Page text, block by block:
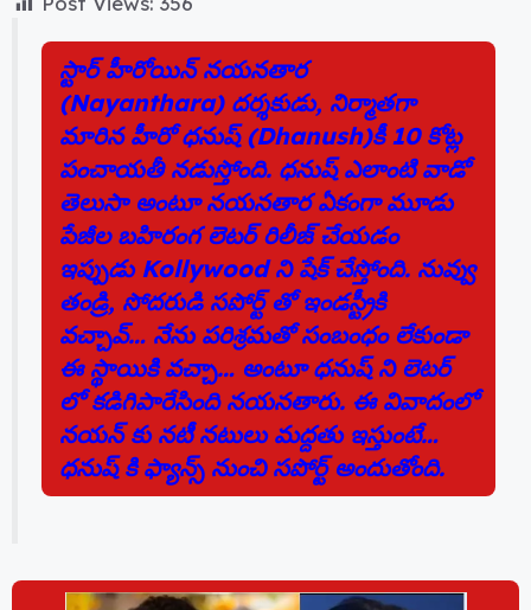
c
e
b
o
o
k
itt
er
e
g
ra
m
ts
A
p
p
e
st
re
స్టార్ హీరోయిన్ నయనతార
(Nayanthara) దర్శకుడు, నిర్మాతగా
మారిన హీరో ధనుష్‌ (Dhanush)కీ 10 కోట్ల
పంచాయతీ నడుస్తోంది. ధనుష్ ఎలాంటి వాడో
తెలుసా అంటూ నయనతార ఏకంగా మూడు
పేజీల బహిరంగ లెటర్ రిలీజ్ చేయడం
ఇప్పుడు Kollywood ని షేక్ చేస్తోంది. నువ్వు
తండ్రి, సోదరుడి సపోర్ట్ తో ఇండస్ట్రీకి
వచ్చావ్… నేను పరిశ్రమతో సంబంధం లేకుండా
ఈ స్థాయికి వచ్చా… అంటూ ధనుష్ ని లెటర్
లో కడిగిపారేసింది నయనతారు. ఈ వివాదంలో
నయన్ కు నటీ నటులు మద్దతు ఇస్తుంటే…
ధనుష్ కి ఫ్యాన్స్ నుంచి సపోర్ట్ అందుతోంది.